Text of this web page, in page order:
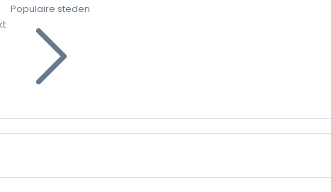
Populaire steden